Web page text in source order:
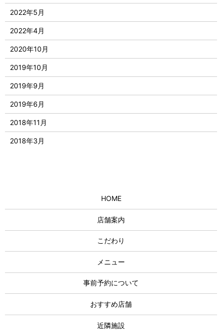
2022年5月
2022年4月
2020年10月
2019年10月
2019年9月
2019年6月
2018年11月
2018年3月
HOME
店舗案内
こだわり
メニュー
事前予約について
おすすめ店舗
近隣施設